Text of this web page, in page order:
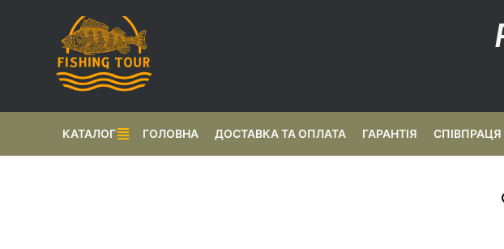
КАТАЛОГ ГОЛОВНА ДОСТАВКА ТА ОПЛАТА ГАРАНТІЯ СПІВПРАЦЯ